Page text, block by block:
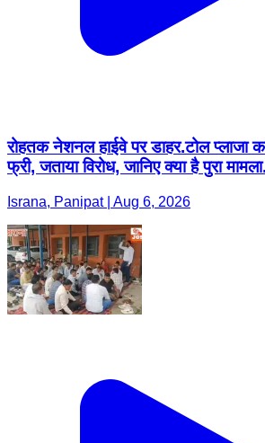
रोहतक नेशनल हाईवे पर डाहर.टोल प्लाजा
फ्री, जताया विरोध, जानिए क्या है पुरा
Israna, Panipat | Aug 6, 2026